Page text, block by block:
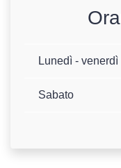
Lunedì - venerdì
Sabato